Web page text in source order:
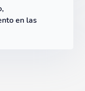
en las